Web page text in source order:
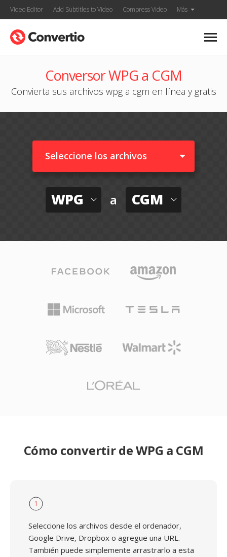
Video Editor Add Subtitles to Video Compress Video Más
Conversor WPG a CGM
Convierta sus archivos wpg a cgm en línea y gratis
Seleccione los archivos
WPG a CGM
Cómo convertir de WPG a CGM
1
Seleccione los archivos desde el ordenador,
Google Drive, Dropbox o agregue una URL.
También puede simplemente arrastrarlo a esta